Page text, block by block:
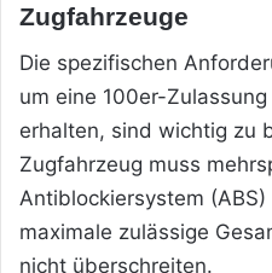
Zugfahrzeuge
Die spezifischen
um eine 100er-
erhalten, sind wichtig zu
Zugfahrzeug muss
Antiblockiersystem
maximale zulässige
nicht überschreiten.